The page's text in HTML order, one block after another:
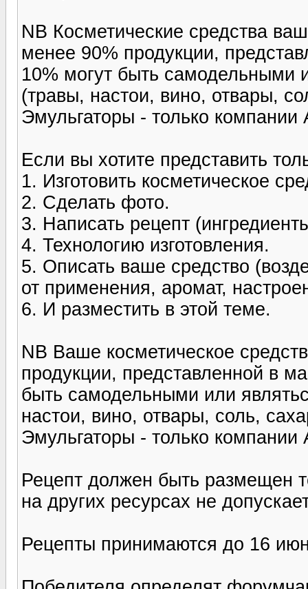
NB Косметические средства
менее 90% продукции,
10% могут быть самодельными
(травы, настои, вино, отвары,
Эмульгаторы - только компании
Если вы хотите представить
1. Изготовить косметическое
2. Сделать фото.
3. Написать рецепт
4. Технологию изготовления.
5. Описать ваше средство
от применения, аромат,
6. И разместить в этой теме.
NB Ваше косметическое
продукции, представленной в
быть самодельными или
настои, вино, отвары, соль,
Эмульгаторы - только компании
Рецепт должен быть размещен
на других ресурсах не
Рецепты принимаются до 16